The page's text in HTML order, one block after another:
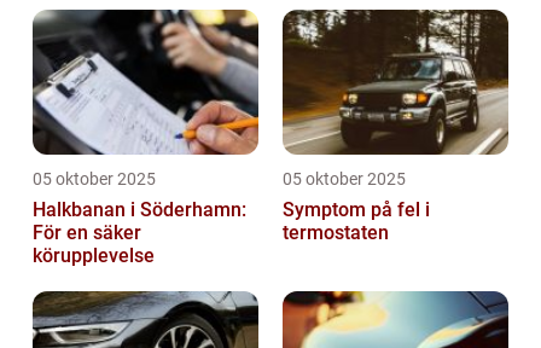
05 oktober 2025
Halkbanan i Söderhamn:
För en säker
körupplevelse
05 oktober 2025
Symptom på fel i
termostaten